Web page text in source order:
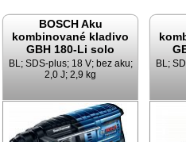
BOSCH Aku
kombinované kladivo
GBH 180-Li solo
BL; SDS-plus; 18 V; bez aku;
2,0 J; 2,9 kg
BL;